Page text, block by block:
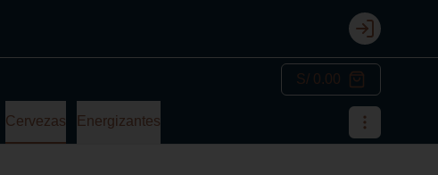
Login
S/ 0.00
Cervezas Energizantes